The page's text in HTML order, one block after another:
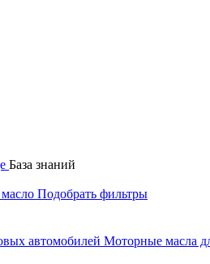
База знаний
Подобрать фильтры
автомобилей Моторные масла